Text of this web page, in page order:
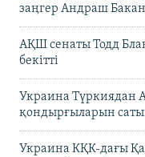
заңгер Андраш
АҚШ сенаты Тодд
бекітті
Украина Түркиядан
қондырғыларын
Украина КҚК-дағы